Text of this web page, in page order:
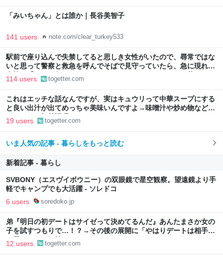
「みいちゃん」とは誰か｜長谷美智子
141 users note.com/clear_turkey533
駅前で座り込んで失禁してると思しき女性がいたので、尋常ではな
いと思って警察と救急を呼んでそばで見守っていたら、急に現れた
女性に「あなた何してるんですか！？」とスマホをはたき落とされ
114 users togetter.com
これはエッチな話なんですが、実はキュウリって中華スープにする
と良い出汁が出てめっちゃ美味いんですよ→味噌汁や炒め物など、
キュウリの加熱調理はいろいろある
19 users togetter.com
いま人気の記事 - 暮らしをもっと読む
新着記事 - 暮らし
SVBONY（エスヴイボウニー）の双眼鏡で星空観察。望遠鏡より手
軽でキャンプでも大活躍 - ソレドコ
6 users soredoko.jp
弟『明日の初デートはサイゼって決めてるんだ』あんたまさか女の
子を試すつもりで…！？→その後の展開に「やはりデートは相手へ
の思いやりの気持ち」
12 users togetter.com